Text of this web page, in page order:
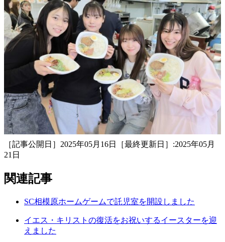
［記事公開日］2025年05月16日［最終更新日］:2025年05月
21日
関連記事
SC相模原ホームゲームで託児室を開設しました
イエス・キリストの復活をお祝いするイースターを迎
えました